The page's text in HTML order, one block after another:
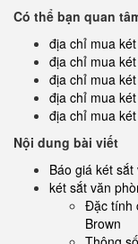
Có thể bạn quan
địa chỉ mua
địa chỉ mua
địa chỉ mua
địa chỉ mua
địa chỉ mua
Nội dung bài viết
Báo giá két sắt
két sắt văn
Đặc tính
Brown